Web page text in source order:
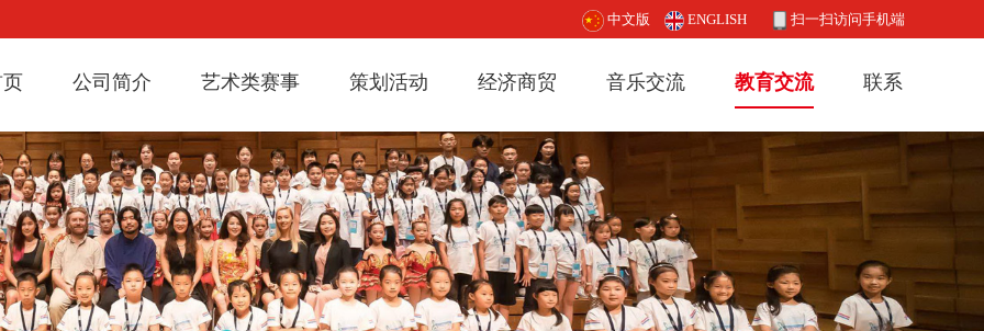
中文版 ENGLISH 扫一扫访问手机端
公司简介 艺术类赛事 策划活动 经济商贸 音乐交流 教育交流 联系